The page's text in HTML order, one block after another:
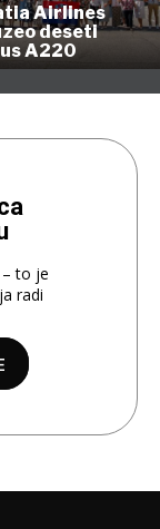
Airlines
deseti
A220
to je
radi